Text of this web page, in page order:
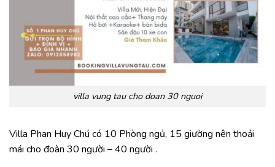
villa vung tau cho doan 30 nguoi
Villa Phan Huy Chú có 10 Phòng ngủ, 15 giường nên thoải
mái cho đoàn 30 người – 40 người .